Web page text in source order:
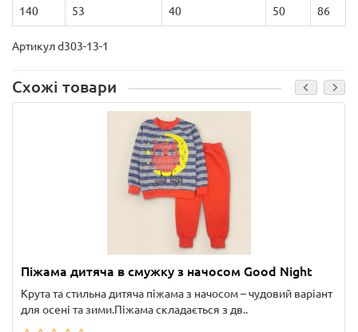
140 53 40 50 86
Артикул d303-13-1
Схожі товари
Піжама дитяча в смужку з начосом Good Night
Крута та стильна дитяча піжама з начосом – чудовий варіант
для осені та зими.Піжама складається з дв..